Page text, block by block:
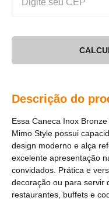
Descrição do
Essa Caneca Inox
Mimo Style possui
design moderno e alça
excelente apresentação
convidados. Prática e
decoração ou para servir
restaurantes, buffets e